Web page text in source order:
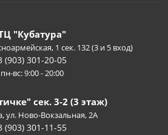
"Кубатура"
1 сек. 132 (3 и 5 вход)
(903) 301-20-05
пн-вс: 9:00 - 20:00
сек. 3-2 (3 этаж)
ул. Ново-Вокзальная, 2А
(903) 301-11-55